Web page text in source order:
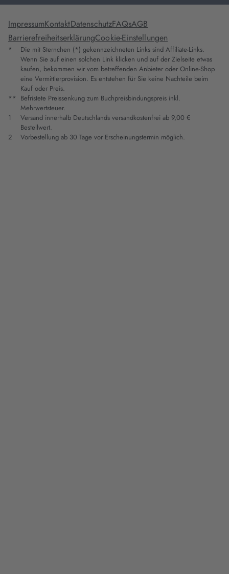
ImpressumKontaktDatenschutzFAQsAGB
BarrierefreiheitserklärungCookie-Einstellungen
*
Die mit Sternchen (*) gekennzeichneten Links sind Affiliate-Links.
Wenn Sie auf einen solchen Link klicken und auf der Zielseite etwas
kaufen, bekommen wir vom betreffenden Anbieter oder Online-Shop
eine Vermittlerprovision. Es entstehen für Sie keine Nachteile beim
Kauf oder Preis.
** Befristete Preissenkung zum Buchpreisbindungspreis inkl.
Mehrwertsteuer.
1
Versand innerhalb Deutschlands versandkostenfrei ab 9,00 €
Bestellwert.
2
Vorbestellung ab 30 Tage vor Erscheinungstermin möglich.